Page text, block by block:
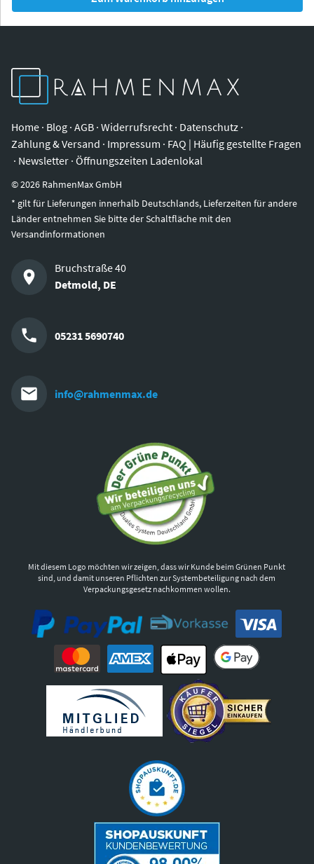
Home · Blog · AGB · Widerrufsrecht · Datenschutz ·
Zahlung & Versand · Impressum · FAQ | Häufig gestellte Fragen
· Newsletter · Öffnungszeiten Ladenlokal
©2026 RahmenMax GmbH
* gilt für Lieferungen innerhalb Deutschlands, Lieferzeiten für andere
Länder entnehmen Sie bitte der Schaltfläche mit den
Versandinformationen
Bruchstraße 40
Detmold, DE
05231 5690740
info@rahmenmax.de
Mit diesem Logo möchten wir zeigen, dass wir Kunde beim Grünen Punkt
sind, und damit unseren Pflichten zur Systembeteiligung nach dem
Verpackungsgesetz nachkommen wollen.